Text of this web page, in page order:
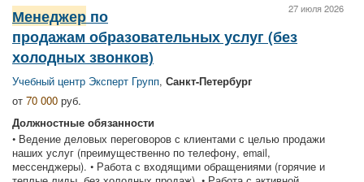
27 июля 2026
Менеджер по
продажам образовательных услуг (без
холодных звонков)
Учебный центр Эксперт Групп, Санкт-Петербург
от 70 000 руб.
Должностные обязанности
• Ведение деловых переговоров с клиентами с целью продажи
наших услуг (преимущественно по телефону, email,
мессенджеры). • Работа с входящими обращениями (горячие и